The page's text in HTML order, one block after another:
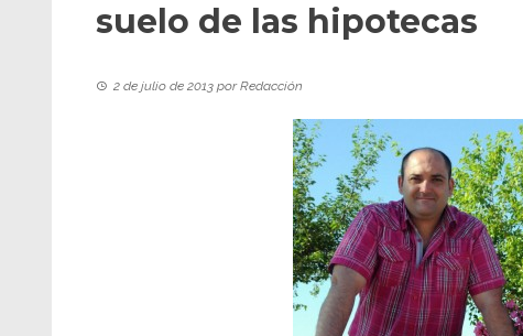
suelo de las hipotecas
2 de julio de 2013 porRedacción